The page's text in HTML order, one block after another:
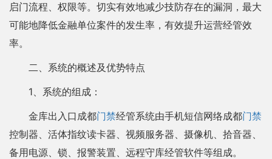
启门流程、权限等。切实有效地减少技防存在的漏洞，最大
可能地降低金融单位案件的发生率，有效提升运营经管效
率。
二、系统的概述及优势特点
1、系统的组成：
金库出入口成都门禁经管系统由手机短信网络成都门禁
控制器、活体指纹读卡器、视频服务器、摄像机、拾音器、
备用电源、锁、报警装置、远程守库经管软件等组成。